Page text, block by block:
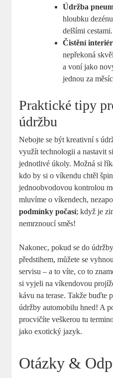
Údržba
hloubku
delšími cestami.
Čistění
nepřekoná
a voní jako
jednou⁣ za
Praktické tipy
údržbu
Nebojte se být ‌kreativní ​s
využít technologii⁢ a nastavit​
jednotlivé úkoly. Možná si
⁣kdo ⁣by si ⁣o víkendu⁣ chtěl
jednoobvodovou kontrolou
mluvíme o víkendech,
podmínky počasí; když je
nemrznoucí směs!
Nakonec, ⁢pokud se do
předstihem, můžete​ se
servisu – a to víte, co‍ to
si vyjeli na víkendovou⁤
kávu na terase. Takže buďte
údržby automobilu hned! A
procvičíte veškerou ​tu
jako exotický jazyk.
Otázky ⁢&